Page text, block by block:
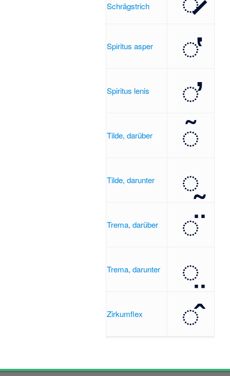
Schrägstrich
Spiritus asper ◌̔
Spiritus lenis ◌̓
Tilde, darüber ◌̃
Tilde, darunter ◌̰
Trema, darüber ◌̈
Trema, darunter ◌̤
Zirkumflex ◌̂